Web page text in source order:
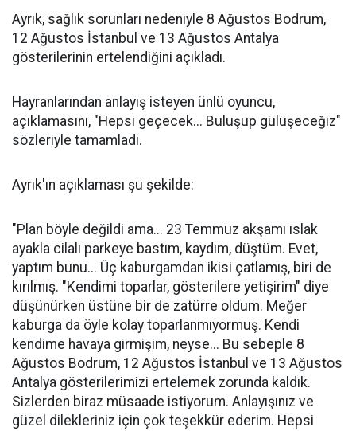
Ayrık, sağlık sorunları nedeniyle 8 Ağustos Bodrum,
12 Ağustos İstanbul ve 13 Ağustos Antalya
gösterilerinin ertelendiğini açıkladı.
Hayranlarından anlayış isteyen ünlü oyuncu,
açıklamasını, "Hepsi geçecek... Buluşup gülüşeceğiz"
sözleriyle tamamladı.
Ayrık'ın açıklaması şu şekilde:
"Plan böyle değildi ama... 23 Temmuz akşamı ıslak
ayakla cilalı parkeye bastım, kaydım, düştüm. Evet,
yaptım bunu... Üç kaburgamdan ikisi çatlamış, biri de
kırılmış. "Kendimi toparlar, gösterilere yetişirim" diye
düşünürken üstüne bir de zatürre oldum. Meğer
kaburga da öyle kolay toparlanmıyormuş. Kendi
kendime havaya girmişim, neyse... Bu sebeple 8
Ağustos Bodrum, 12 Ağustos İstanbul ve 13 Ağustos
Antalya gösterilerimizi ertelemek zorunda kaldık.
Sizlerden biraz müsaade istiyorum. Anlayışınız ve
güzel dilekleriniz için çok teşekkür ederim. Hepsi